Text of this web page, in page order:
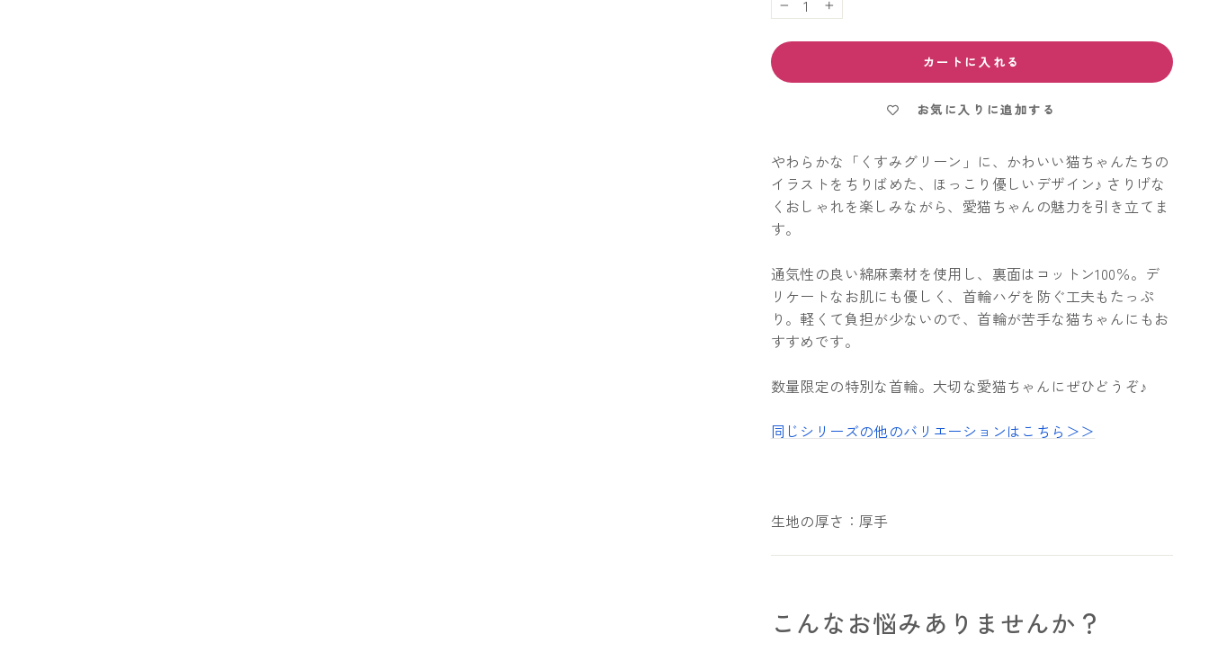
− +
カートに入れる
お気に入りに追加する
やわらかな「くすみグリーン」に、かわいい猫ちゃんたちの
イラストをちりばめた、ほっこり優しいデザイン♪ さりげな
くおしゃれを楽しみながら、愛猫ちゃんの魅力を引き立てま
す。
通気性の良い綿麻素材を使用し、裏面はコットン100％。デ
リケートなお肌にも優しく、首輪ハゲを防ぐ工夫もたっぷ
り。軽くて負担が少ないので、首輪が苦手な猫ちゃんにもお
すすめです。
数量限定の特別な首輪。大切な愛猫ちゃんにぜひどうぞ♪
同じシリーズの他のバリエーションはこちら＞＞
生地の厚さ：厚手
こんなお悩みありませんか？